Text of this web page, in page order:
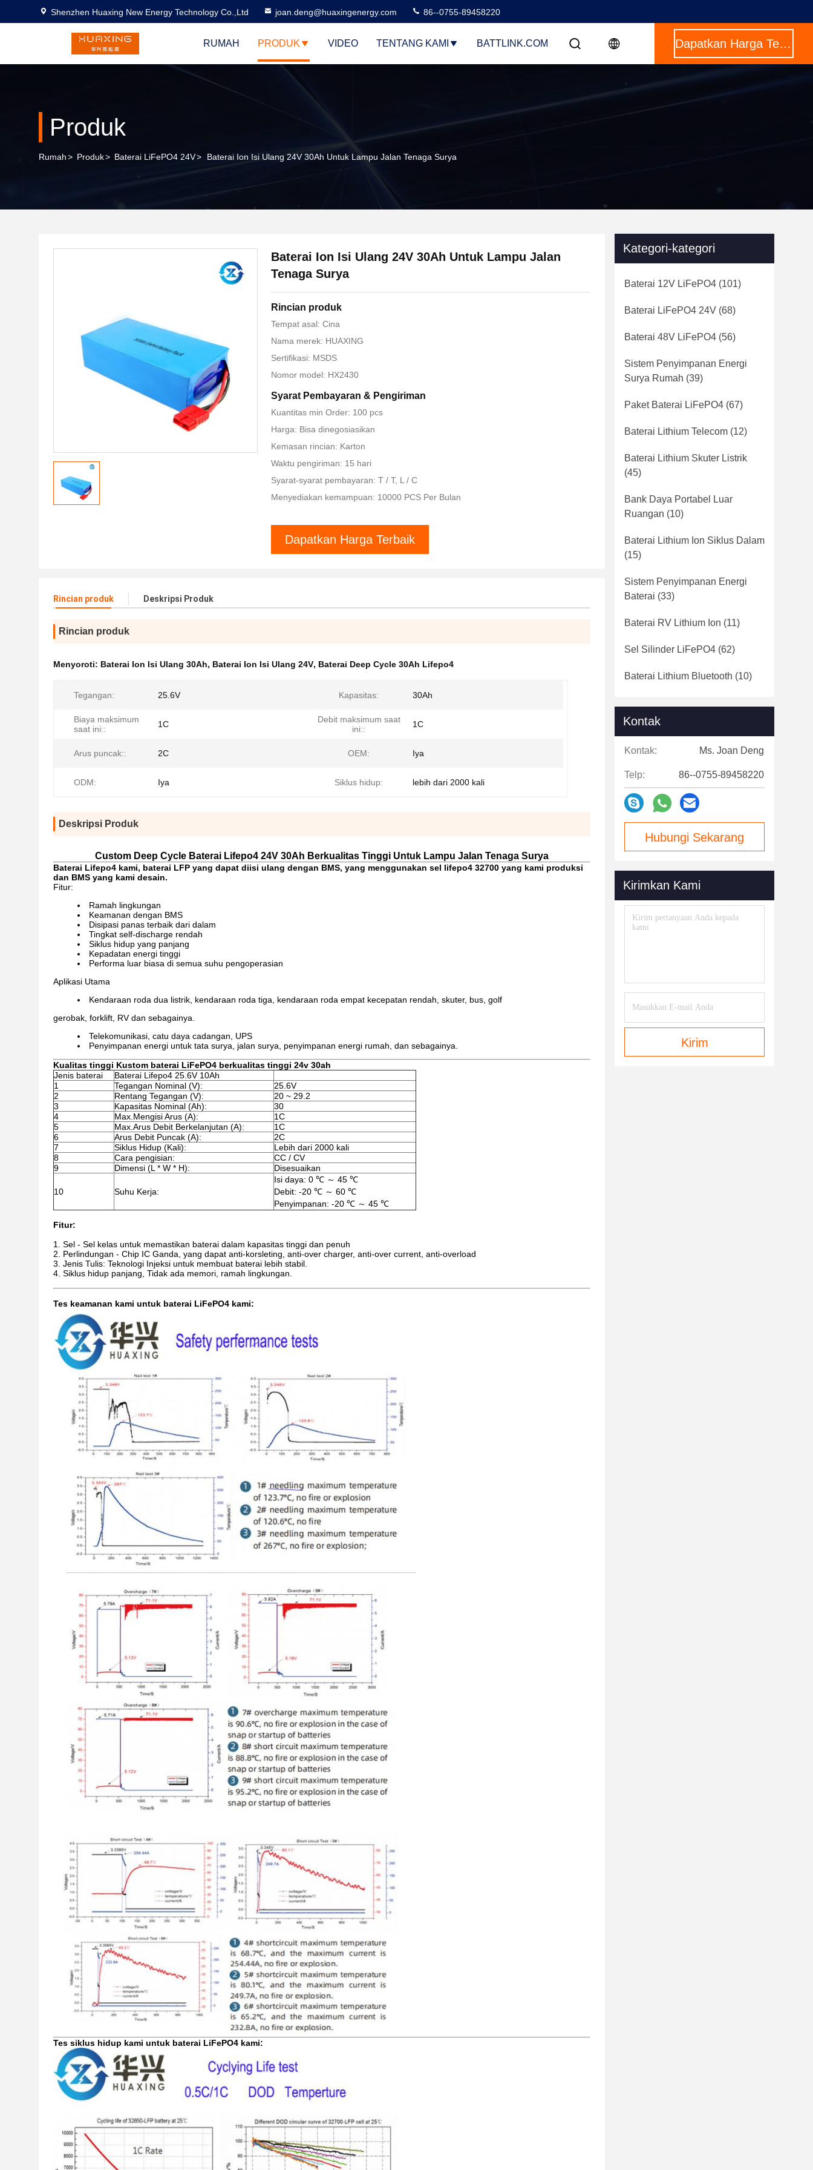
Shenzhen Huaxing New Energy Technology Co.,Ltd joan.deng@huaxingenergy.com 86--0755-89458220
RUMAH PRODUK VIDEO TENTANG KAMI BATTLINK.COM Dapatkan Harga Terbaik
Produk
Rumah> Produk> Baterai LiFePO4 24V> Baterai Ion Isi Ulang 24V 30Ah Untuk Lampu Jalan Tenaga Surya
Baterai Ion Isi Ulang 24V 30Ah Untuk Lampu Jalan
Tenaga Surya
Rincian produk
Tempat asal: Cina
Nama merek: HUAXING
Sertifikasi: MSDS
Nomor model: HX2430
Syarat Pembayaran & Pengiriman
Kuantitas min Order: 100 pcs
Harga: Bisa dinegosiasikan
Kemasan rincian: Karton
Waktu pengiriman: 15 hari
Syarat-syarat pembayaran: T / T, L / C
Menyediakan kemampuan: 10000 PCS Per Bulan
Dapatkan Harga Terbaik
Rincian produk Deskripsi Produk
Rincian produk
Menyoroti: Baterai Ion Isi Ulang 30Ah, Baterai Ion Isi Ulang 24V, Baterai Deep Cycle 30Ah Lifepo4
Tegangan: 25.6V Kapasitas: 30Ah
Biaya maksimum
saat ini::
1C
Debit maksimum saat
ini::
1C
Arus puncak:: 2C OEM: Iya
ODM: Iya Siklus hidup: lebih dari 2000 kali
Deskripsi Produk
Custom Deep Cycle Baterai Lifepo4 24V 30Ah Berkualitas Tinggi Untuk Lampu Jalan Tenaga Surya
Baterai Lifepo4 kami, baterai LFP yang dapat diisi ulang dengan BMS, yang menggunakan sel lifepo4 32700 yang kami produksi
dan BMS yang kami desain.
Fitur:
Ramah lingkungan
Keamanan dengan BMS
Disipasi panas terbaik dari dalam
Tingkat self-discharge rendah
Siklus hidup yang panjang
Kepadatan energi tinggi
Performa luar biasa di semua suhu pengoperasian
Aplikasi Utama
Kendaraan roda dua listrik, kendaraan roda tiga, kendaraan roda empat kecepatan rendah, skuter, bus, golf
gerobak, forklift, RV dan sebagainya.
Telekomunikasi, catu daya cadangan, UPS
Penyimpanan energi untuk tata surya, jalan surya, penyimpanan energi rumah, dan sebagainya.
Kualitas tinggi Kustom baterai LiFePO4 berkualitas tinggi 24v 30ah
Jenis baterai
Baterai Lifepo4 25.6V 10Ah
1
Tegangan Nominal (V):
25.6V
2
Rentang Tegangan (V):
20 ~ 29.2
3
Kapasitas Nominal (Ah):
30
4
Max.Mengisi Arus (A):
1C
5
Max.Arus Debit Berkelanjutan (A):
1C
6
Arus Debit Puncak (A):
2C
7
Siklus Hidup (Kali):
Lebih dari 2000 kali
8
Cara pengisian:
CC / CV
9
Dimensi (L * W * H): Disesuaikan
10 Suhu Kerja:
Isi daya: 0 ℃ ～ 45 ℃
Debit: -20 ℃ ～ 60 ℃
Penyimpanan: -20 ℃ ～ 45 ℃
Fitur:
1. Sel - Sel kelas untuk memastikan baterai dalam kapasitas tinggi dan penuh
2. Perlindungan - Chip IC Ganda, yang dapat anti-korsleting, anti-over charger, anti-over current, anti-overload
3. Jenis Tulis: Teknologi Injeksi untuk membuat baterai lebih stabil.
4. Siklus hidup panjang, Tidak ada memori, ramah lingkungan.
Tes keamanan kami untuk baterai LiFePO4 kami:
Tes siklus hidup kami untuk baterai LiFePO4 kami:
Kategori-kategori
Baterai 12V LiFePO4 (101)
Baterai LiFePO4 24V (68)
Baterai 48V LiFePO4 (56)
Sistem Penyimpanan Energi
Surya Rumah (39)
Paket Baterai LiFePO4 (67)
Baterai Lithium Telecom (12)
Baterai Lithium Skuter Listrik
(45)
Bank Daya Portabel Luar
Ruangan (10)
Baterai Lithium Ion Siklus Dalam
(15)
Sistem Penyimpanan Energi
Baterai (33)
Baterai RV Lithium Ion (11)
Sel Silinder LiFePO4 (62)
Baterai Lithium Bluetooth (10)
Kontak
Kontak: Ms. Joan Deng
Telp: 86--0755-89458220
Hubungi Sekarang
Kirimkan Kami
Kirim